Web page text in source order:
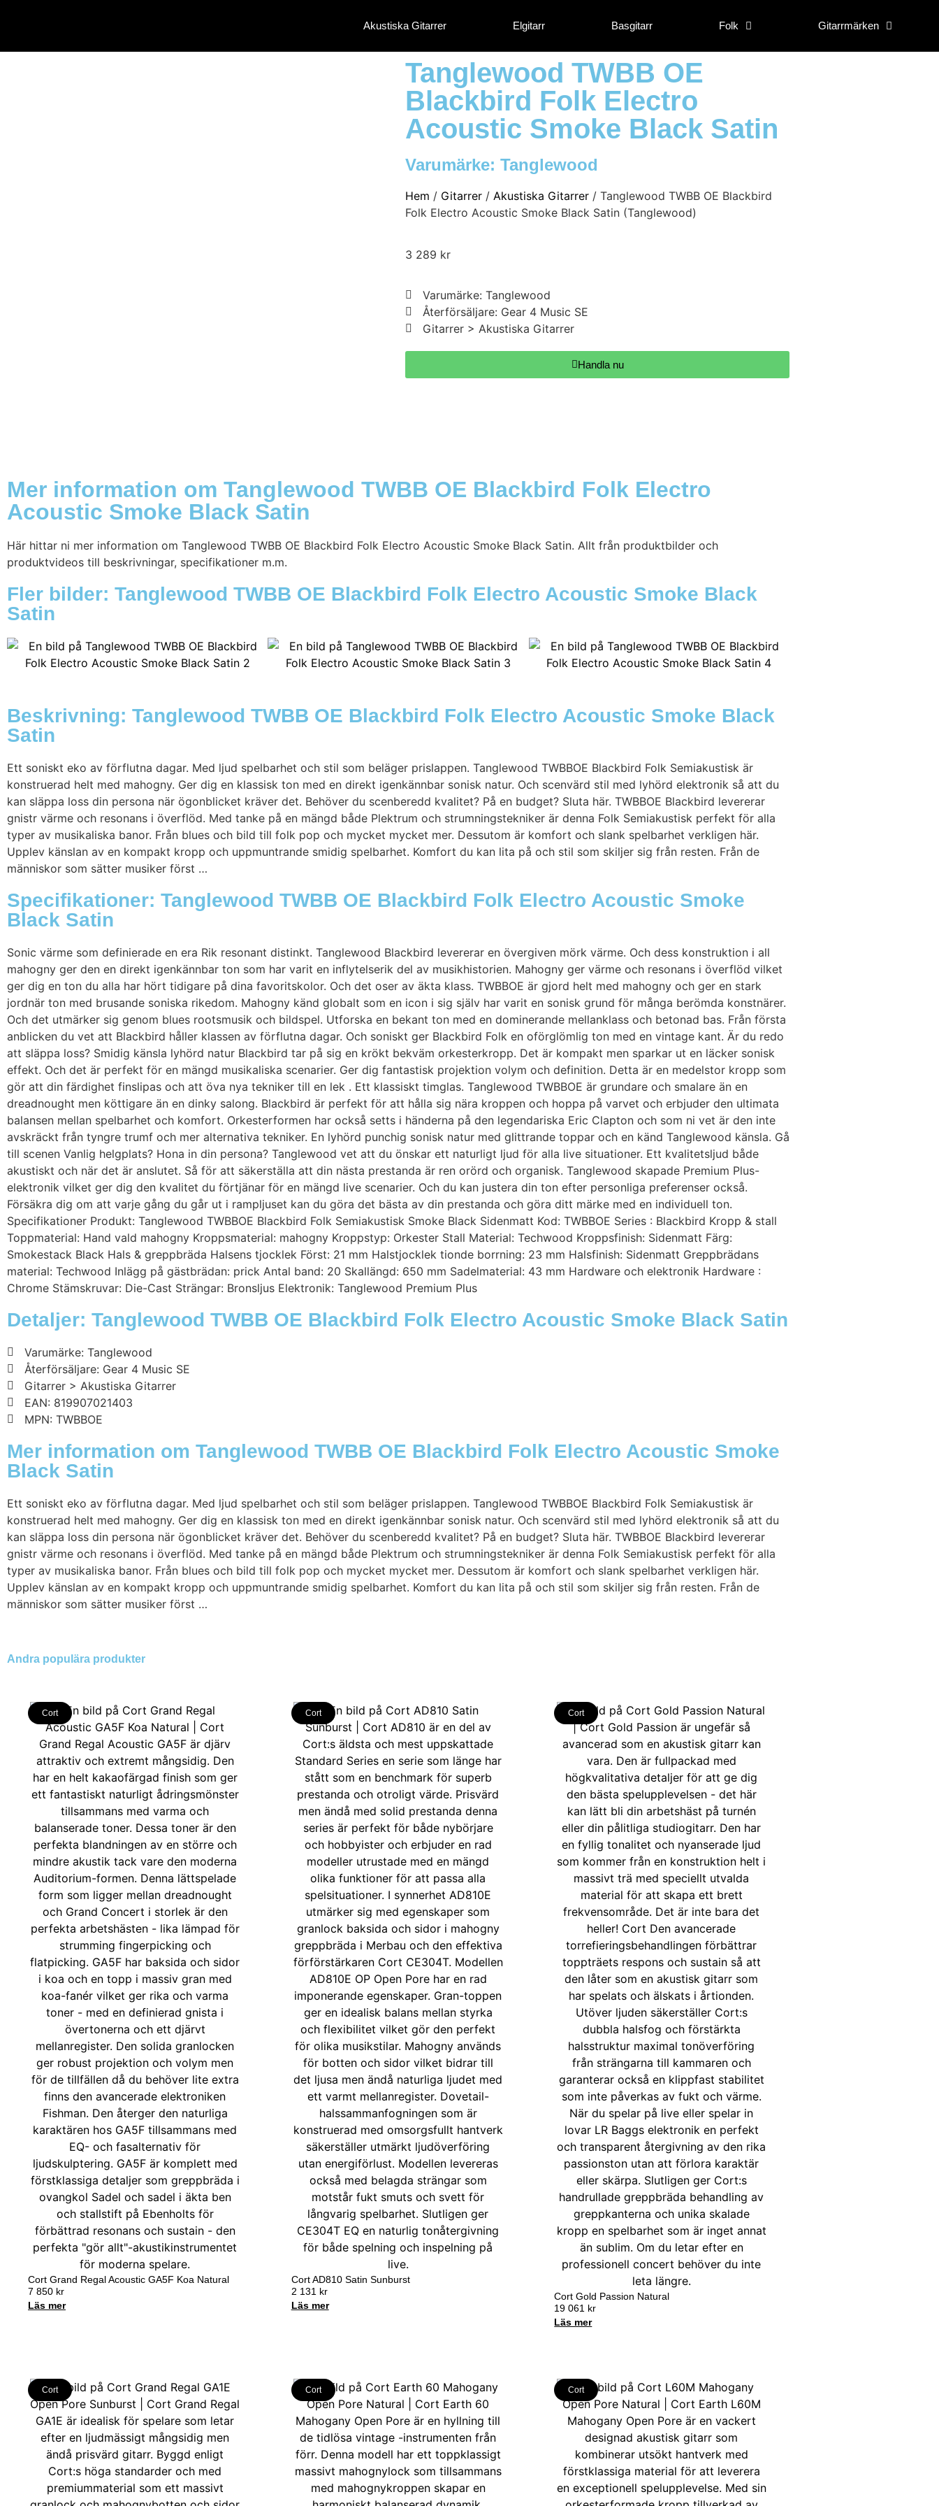
Akustiska Gitarrer Elgitarr Basgitarr Folk Gitarrmärken
Tanglewood TWBB OE
Blackbird Folk Electro
Acoustic Smoke Black Satin
Varumärke: Tanglewood
Hem / Gitarrer / Akustiska Gitarrer / Tanglewood TWBB OE Blackbird
Folk Electro Acoustic Smoke Black Satin (Tanglewood)
3 289 kr
Varumärke: Tanglewood
Återförsäljare: Gear 4 Music SE
Gitarrer > Akustiska Gitarrer
Handla nu
Mer information om Tanglewood TWBB OE Blackbird Folk Electro
Acoustic Smoke Black Satin
Här hittar ni mer information om Tanglewood TWBB OE Blackbird Folk Electro Acoustic Smoke Black Satin. Allt från produktbilder och
produktvideos till beskrivningar, specifikationer m.m.
Fler bilder: Tanglewood TWBB OE Blackbird Folk Electro Acoustic Smoke Black
Satin
Beskrivning: Tanglewood TWBB OE Blackbird Folk Electro Acoustic Smoke Black
Satin
Ett soniskt eko av förflutna dagar. Med ljud spelbarhet och stil som beläger prislappen. Tanglewood TWBBOE Blackbird Folk Semiakustisk är
konstruerad helt med mahogny. Ger dig en klassisk ton med en direkt igenkännbar sonisk natur. Och scenvärd stil med lyhörd elektronik så att du
kan släppa loss din persona när ögonblicket kräver det. Behöver du scenberedd kvalitet? På en budget? Sluta här. TWBBOE Blackbird levererar
gnistr värme och resonans i överflöd. Med tanke på en mängd både Plektrum och strumningstekniker är denna Folk Semiakustisk perfekt för alla
typer av musikaliska banor. Från blues och bild till folk pop och mycket mycket mer. Dessutom är komfort och slank spelbarhet verkligen här.
Upplev känslan av en kompakt kropp och uppmuntrande smidig spelbarhet. Komfort du kan lita på och stil som skiljer sig från resten. Från de
människor som sätter musiker först …
Specifikationer: Tanglewood TWBB OE Blackbird Folk Electro Acoustic Smoke
Black Satin
Sonic värme som definierade en era Rik resonant distinkt. Tanglewood Blackbird levererar en övergiven mörk värme. Och dess konstruktion i all
mahogny ger den en direkt igenkännbar ton som har varit en inflytelserik del av musikhistorien. Mahogny ger värme och resonans i överflöd vilket
ger dig en ton du alla har hört tidigare på dina favoritskolor. Och det oser av äkta klass. TWBBOE är gjord helt med mahogny och ger en stark
jordnär ton med brusande soniska rikedom. Mahogny känd globalt som en icon i sig själv har varit en sonisk grund för många berömda konstnärer.
Och det utmärker sig genom blues rootsmusik och bildspel. Utforska en bekant ton med en dominerande mellanklass och betonad bas. Från första
anblicken du vet att Blackbird håller klassen av förflutna dagar. Och soniskt ger Blackbird Folk en oförglömlig ton med en vintage kant. Är du redo
att släppa loss? Smidig känsla lyhörd natur Blackbird tar på sig en krökt bekväm orkesterkropp. Det är kompakt men sparkar ut en läcker sonisk
effekt. Och det är perfekt för en mängd musikaliska scenarier. Ger dig fantastisk projektion volym och definition. Detta är en medelstor kropp som
gör att din färdighet finslipas och att öva nya tekniker till en lek . Ett klassiskt timglas. Tanglewood TWBBOE är grundare och smalare än en
dreadnought men köttigare än en dinky salong. Blackbird är perfekt för att hålla sig nära kroppen och hoppa på varvet och erbjuder den ultimata
balansen mellan spelbarhet och komfort. Orkesterformen har också setts i händerna på den legendariska Eric Clapton och som ni vet är den inte
avskräckt från tyngre trumf och mer alternativa tekniker. En lyhörd punchig sonisk natur med glittrande toppar och en känd Tanglewood känsla. Gå
till scenen Vanlig helgplats? Hona in din persona? Tanglewood vet att du önskar ett naturligt ljud för alla live situationer. Ett kvalitetsljud både
akustiskt och när det är anslutet. Så för att säkerställa att din nästa prestanda är ren orörd och organisk. Tanglewood skapade Premium Plus-
elektronik vilket ger dig den kvalitet du förtjänar för en mängd live scenarier. Och du kan justera din ton efter personliga preferenser också.
Försäkra dig om att varje gång du går ut i rampljuset kan du göra det bästa av din prestanda och göra ditt märke med en individuell ton.
Specifikationer Produkt: Tanglewood TWBBOE Blackbird Folk Semiakustisk Smoke Black Sidenmatt Kod: TWBBOE Series : Blackbird Kropp & stall
Toppmaterial: Hand vald mahogny Kroppsmaterial: mahogny Kroppstyp: Orkester Stall Material: Techwood Kroppsfinish: Sidenmatt Färg:
Smokestack Black Hals & greppbräda Halsens tjocklek Först: 21 mm Halstjocklek tionde borrning: 23 mm Halsfinish: Sidenmatt Greppbrädans
material: Techwood Inlägg på gästbrädan: prick Antal band: 20 Skallängd: 650 mm Sadelmaterial: 43 mm Hardware och elektronik Hardware :
Chrome Stämskruvar: Die-Cast Strängar: Bronsljus Elektronik: Tanglewood Premium Plus
Detaljer: Tanglewood TWBB OE Blackbird Folk Electro Acoustic Smoke Black Satin
Varumärke: Tanglewood
Återförsäljare: Gear 4 Music SE
Gitarrer > Akustiska Gitarrer
EAN: 819907021403
MPN: TWBBOE
Mer information om Tanglewood TWBB OE Blackbird Folk Electro Acoustic Smoke
Black Satin
Ett soniskt eko av förflutna dagar. Med ljud spelbarhet och stil som beläger prislappen. Tanglewood TWBBOE Blackbird Folk Semiakustisk är
konstruerad helt med mahogny. Ger dig en klassisk ton med en direkt igenkännbar sonisk natur. Och scenvärd stil med lyhörd elektronik så att du
kan släppa loss din persona när ögonblicket kräver det. Behöver du scenberedd kvalitet? På en budget? Sluta här. TWBBOE Blackbird levererar
gnistr värme och resonans i överflöd. Med tanke på en mängd både Plektrum och strumningstekniker är denna Folk Semiakustisk perfekt för alla
typer av musikaliska banor. Från blues och bild till folk pop och mycket mycket mer. Dessutom är komfort och slank spelbarhet verkligen här.
Upplev känslan av en kompakt kropp och uppmuntrande smidig spelbarhet. Komfort du kan lita på och stil som skiljer sig från resten. Från de
människor som sätter musiker först …
Andra populära produkter
Cort
Cort Grand Regal Acoustic GA5F Koa Natural
7 850 kr
Läs mer
Cort
Cort AD810 Satin Sunburst
2 131 kr
Läs mer
Cort
Cort Gold Passion Natural
19 061 kr
Läs mer
Cort Cort Cort